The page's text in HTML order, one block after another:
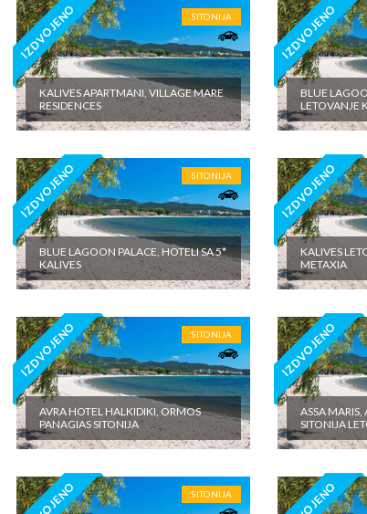
IZDVOJENO SITONIJA
KALIVES APARTMANI, VILLAGE MARE
RESIDENCES
IZDVOJENO
BLUE
LETOVANJE
IZDVOJENO SITONIJA
BLUE LAGOON PALACE, HOTELI SA 5*
KALIVES
IZDVOJENO
KALIVES
METAXIA
IZDVOJENO SITONIJA
AVRA HOTEL HALKIDIKI, ORMOS
PANAGIAS SITONIJA
IZDVOJENO
ASSA
SITONIJA
SITONIJA